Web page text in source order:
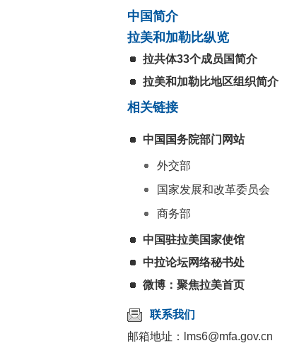
中国简介
拉美和加勒比纵览
拉共体33个成员国简介
拉美和加勒比地区组织简介
相关链接
中国国务院部门网站
外交部
国家发展和改革委员会
商务部
中国驻拉美国家使馆
中拉论坛网络秘书处
微博：聚焦拉美首页
联系我们
邮箱地址：lms6@mfa.gov.cn